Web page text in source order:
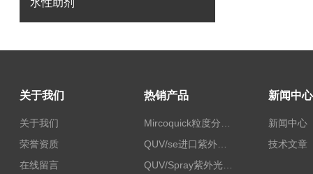
水性助剂
关于我们
关于我们
荣誉资质
在线留言
热销产品
QUV/se进口紫外老化试验箱Q-lab
QUV/Spray紫外光加速老化试验箱
新闻中心
新闻中心
技术文章